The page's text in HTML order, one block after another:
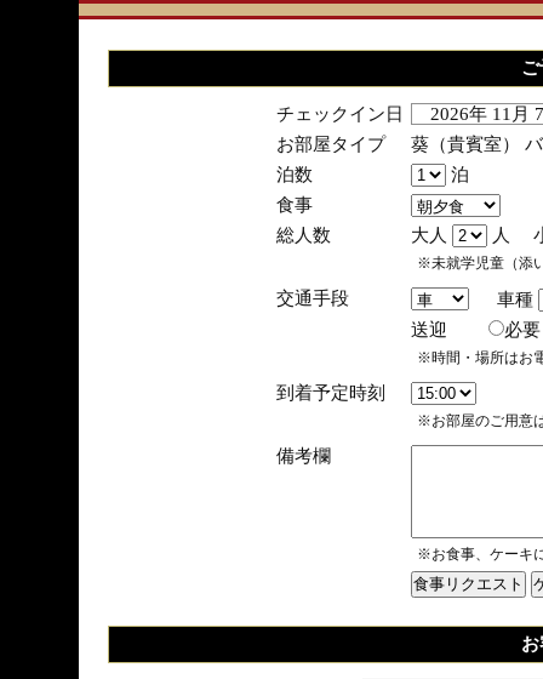
チェックイン日
2026年 11
お部屋タイプ
葵（貴賓室）
泊数
泊
食事
総人数
大人 人
※未就学児童（添
交通手段
車種
送迎
※時間・場所はお
到着予定時刻
※お部屋のご用意
備考欄
※お食事、ケーキ